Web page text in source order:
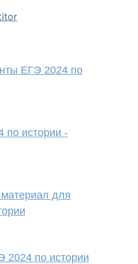
ЕГЭ 2024 по
по истории -
материал для
2024 по истории